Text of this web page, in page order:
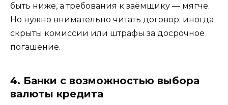
быть ниже, а требования к заёмщику — мягче.
Но нужно внимательно читать договор: иногда
скрыты комиссии или штрафы за досрочное
погашение.
4. Банки с возможностью выбора
валюты кредита